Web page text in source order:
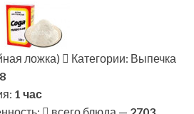
ложка)
Категории: Выпечка
8
1 час